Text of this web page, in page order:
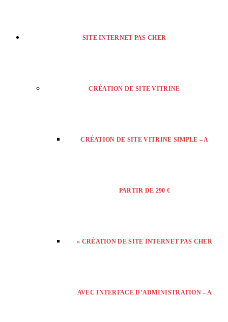
SITE INTERNET PAS CHER
CRÉATION DE SITE VITRINE
CRÉATION DE SITE VITRINE SIMPLE – A
PARTIR DE 290 €
» CRÉATION DE SITE INTERNET PAS CHER
AVEC INTERFACE D’ADMINISTRATION – A